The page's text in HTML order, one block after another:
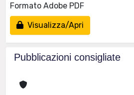
Formato Adobe PDF
Visualizza/Apri
Pubblicazioni consigliate